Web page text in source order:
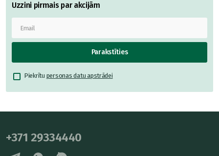
Uzzini pirmais par akcijām
Parakstīties
Piekrītu personas datu apstrādei
+371 29334440